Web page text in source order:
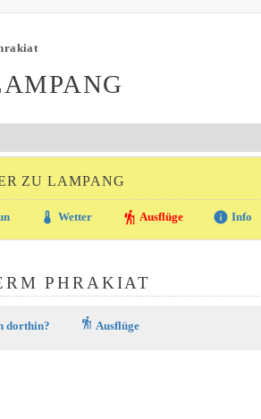
ZU LAMPANG
thermostat Wetter hiking Ausflüge info Info
PHRAKIAT
dorthin? hiking Ausflüge